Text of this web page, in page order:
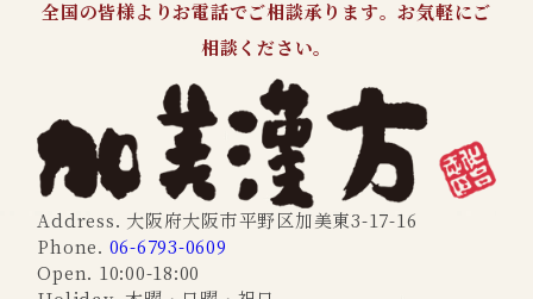
全国の皆様よりお電話でご相談承ります。お気軽にご
相談ください。
Address. 大阪府大阪市平野区加美東3-17-16
Phone. 06-6793-0609
Open. 10:00-18:00